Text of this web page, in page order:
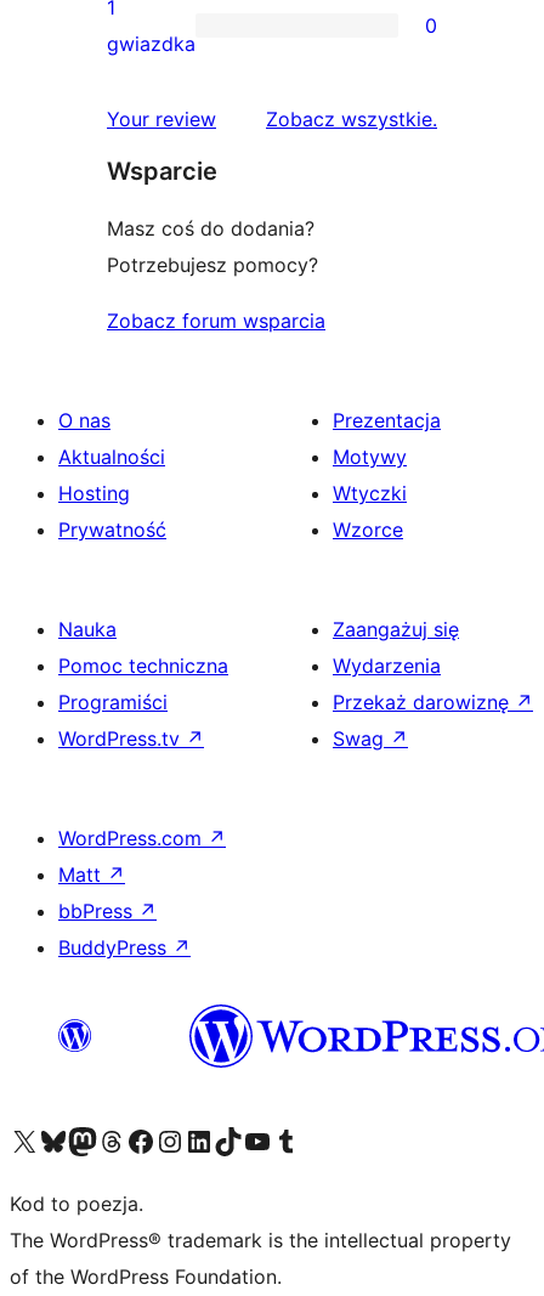
2-
0
1-
1
gwiazdka
0
Your review Zobacz wszystkierecenzje
.
Wsparcie
Masz coś do dodania?
Potrzebujesz pomocy?
Zobacz forum wsparcia
O nas
Aktualności
Hosting
Prywatność
Prezentacja
Motywy
Wtyczki
Wzorce
Nauka
Pomoc techniczna
Programiści
WordPress.tv ↗
Zaangażuj się
Wydarzenia
Przekaż darowiznę ↗
Swag ↗
WordPress.com ↗
Matt ↗
bbPress ↗
BuddyPress ↗
Odwiedź nasze konto X (dawniej Twitter)
Odwiedź nasze konto Bluesky
Odwiedź nasze konto na Mastodoncie
Odwiedź naszego Threadsa
Odwiedź naszego Facebooka
Odwiedź nasze konto na Instagramie
Odwiedź nasze konto na LinkedIn
Odwiedź naszego TikToka
Odwiedź nasz kanał YouTube
Odwiedź naszego Tumblra
Kod to poezja.
The WordPress® trademark is the intellectual property
of the WordPress Foundation.